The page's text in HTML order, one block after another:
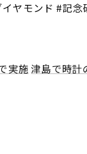
ヤモンド #記
実施 津島で時計